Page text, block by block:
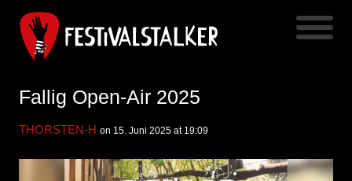
Fallig Open-Air 2025
THORSTEN-H on 15. Juni 2025 at 19:09